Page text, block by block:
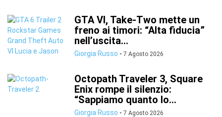
GTA VI, Take-Two mette un
freno ai timori: “Alta fiducia”
nell’uscita...
Giorgia Russo - 7 Agosto 2026
Octopath Traveler 3, Square
Enix rompe il silenzio:
“Sappiamo quanto lo...
Giorgia Russo - 7 Agosto 2026